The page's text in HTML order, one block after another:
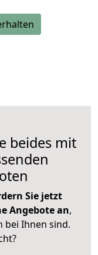
beides mit
Sie jetzt
Angebote an,
bei Ihnen sind.